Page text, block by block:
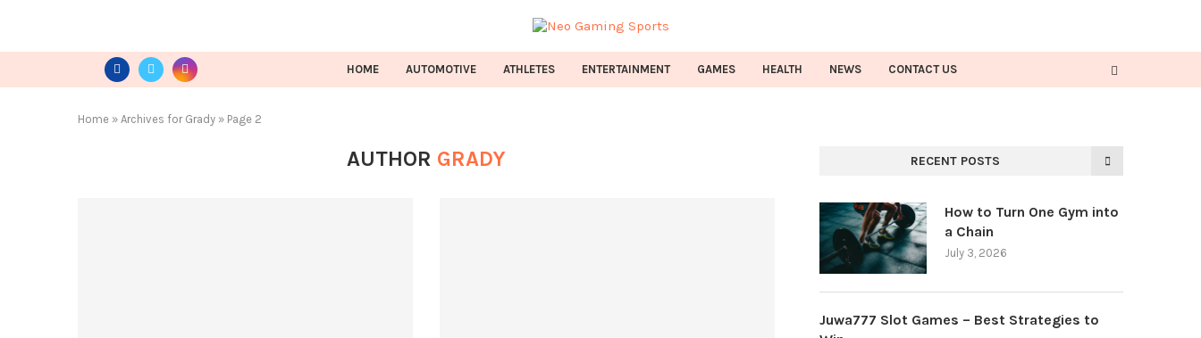
HOME AUTOMOTIVE ATHLETES ENTERTAINMENT GAMES HEALTH NEWS CONTACT US
Home » Archives for Grady » Page 2
AUTHOR GRADY RECENT POSTS
How to Turn One Gym into
a Chain
July 3, 2026
Juwa777 Slot Games – Best Strategies to